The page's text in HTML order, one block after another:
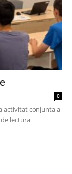
0
activitat conjunta a
de lectura